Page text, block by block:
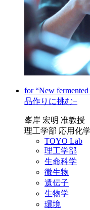
for “New
品作りに挑む−
峯岸 宏明 准教授
理工学部 応用化
TOYO Lab
理工学部
生命科学
微生物
遺伝子
生物学
環境